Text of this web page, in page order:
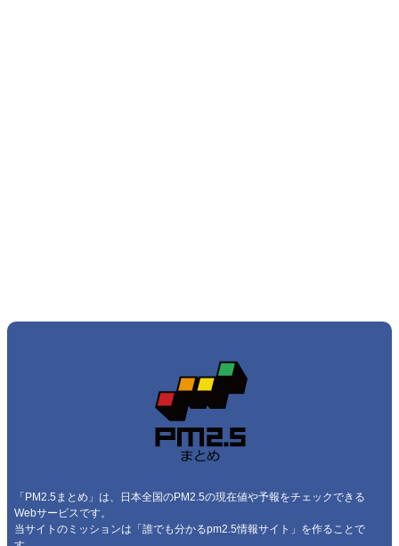
「PM2.5まとめ」は、日本全国のPM2.5の現在値や予報をチェックできる
Webサービスです。
当サイトのミッションは「誰でも分かるpm2.5情報サイト」を作ることで